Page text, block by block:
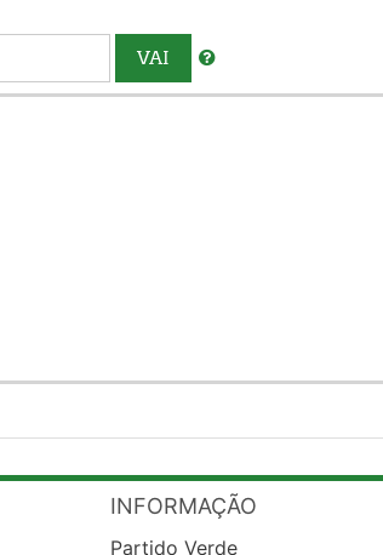
VAI
INFORMAÇÃO
Partido Verde